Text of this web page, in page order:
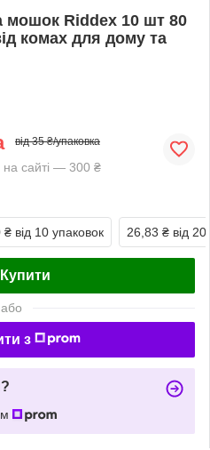
мошок Riddex 10 шт 80
комах для дому та
від 35 ₴/упаковка
на сайті — 300 ₴
₴ від 10 упаковок 26,83 ₴ від
Купити
або
з